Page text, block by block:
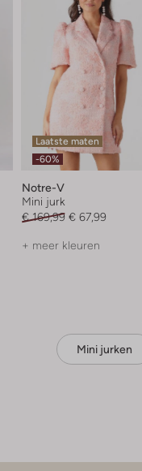
Laatste maten
-60%
Notre-V
Mini jurk
€ 169,99 € 67,99
+ meer kleuren
Mini jurken